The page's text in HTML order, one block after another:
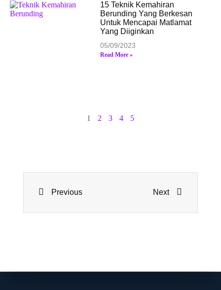
15 Teknik Kemahiran
Berunding Yang Berkesan
Untuk Mencapai Matlamat
Yang Diiginkan
05/09/2023
Read More »
1 2 3 4 5
Previous Next